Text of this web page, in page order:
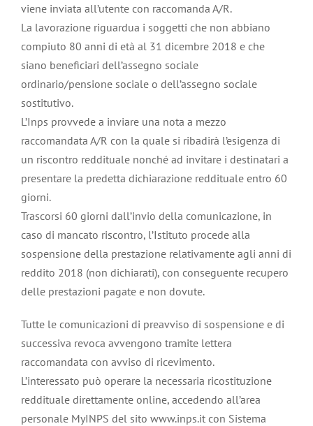
viene inviata all’utente con raccomanda A/R.
La lavorazione riguardua i soggetti che non abbiano
compiuto 80 anni di età al 31 dicembre 2018 e che
siano beneficiari dell’assegno sociale
ordinario/pensione sociale o dell’assegno sociale
sostitutivo.
L’Inps provvede a inviare una nota a mezzo
raccomandata A/R con la quale si ribadirà l’esigenza di
un riscontro reddituale nonché ad invitare i destinatari a
presentare la predetta dichiarazione reddituale entro 60
giorni.
Trascorsi 60 giorni dall’invio della comunicazione, in
caso di mancato riscontro, l’Istituto procede alla
sospensione della prestazione relativamente agli anni di
reddito 2018 (non dichiarati), con conseguente recupero
delle prestazioni pagate e non dovute.
Tutte le comunicazioni di preavviso di sospensione e di
successiva revoca avvengono tramite lettera
raccomandata con avviso di ricevimento.
L’interessato può operare la necessaria ricostituzione
reddituale direttamente online, accedendo all’area
personale MyINPS del sito www.inps.it con Sistema